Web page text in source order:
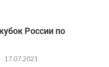
России по
17.07.2021